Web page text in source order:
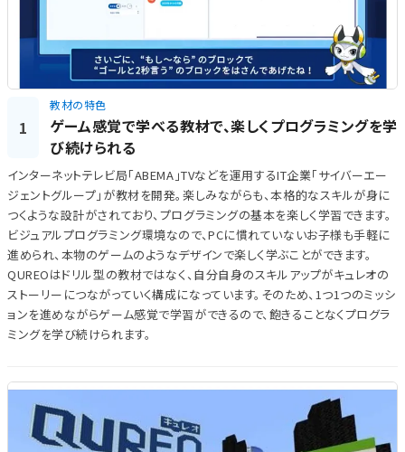
1
教材の特色
ゲーム感覚で学べる教材で、楽しくプログラミングを学
び続けられる
インターネットテレビ局「ABEMA」TVなどを運用するIT企業「サイバーエー
ジェントグループ」が教材を開発。楽しみながらも、本格的なスキルが身に
つくような設計がされており、プログラミングの基本を楽しく学習できます。
ビジュアルプログラミング環境なので、PCに慣れていないお子様も手軽に
進められ、本物のゲームのようなデザインで楽しく学ぶことができます。
QUREOはドリル型の教材ではなく、自分自身のスキルアップがキュレオの
ストーリーにつながっていく構成になっています。そのため、1つ1つのミッシ
ョンを進めながらゲーム感覚で学習ができるので、飽きることなくプログラ
ミングを学び続けられます。